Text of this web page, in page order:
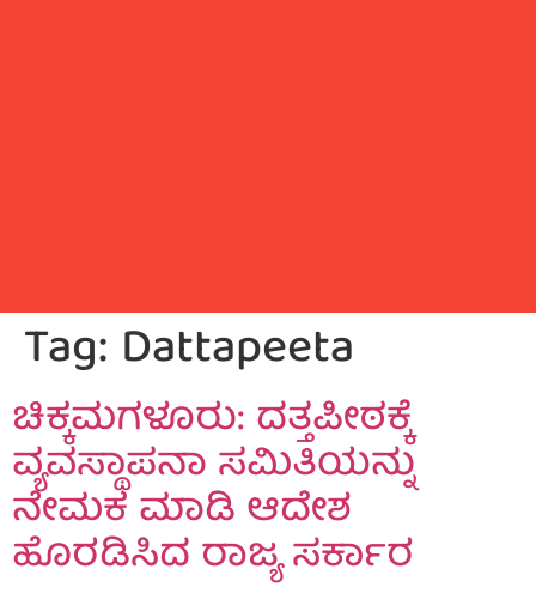
Tag: Dattapeeta
ಚಿಕ್ಕಮಗಳೂರು: ದತ್ತಪೀಠಕ್ಕೆ
ವ್ಯವಸ್ಥಾಪನಾ ಸಮಿತಿಯನ್ನು
ನೇಮಕ ಮಾಡಿ ಆದೇಶ
ಹೊರಡಿಸಿದ ರಾಜ್ಯ ಸರ್ಕಾರ